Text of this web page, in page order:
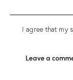
I agree that my